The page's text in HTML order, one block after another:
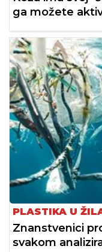
ga možete
PLASTIKA U
Znanstvenici
svakom